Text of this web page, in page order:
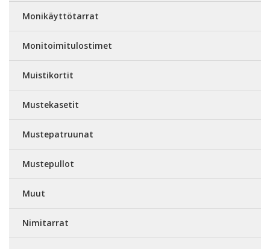
Monikäyttötarrat
Monitoimitulostimet
Muistikortit
Mustekasetit
Mustepatruunat
Mustepullot
Muut
Nimitarrat